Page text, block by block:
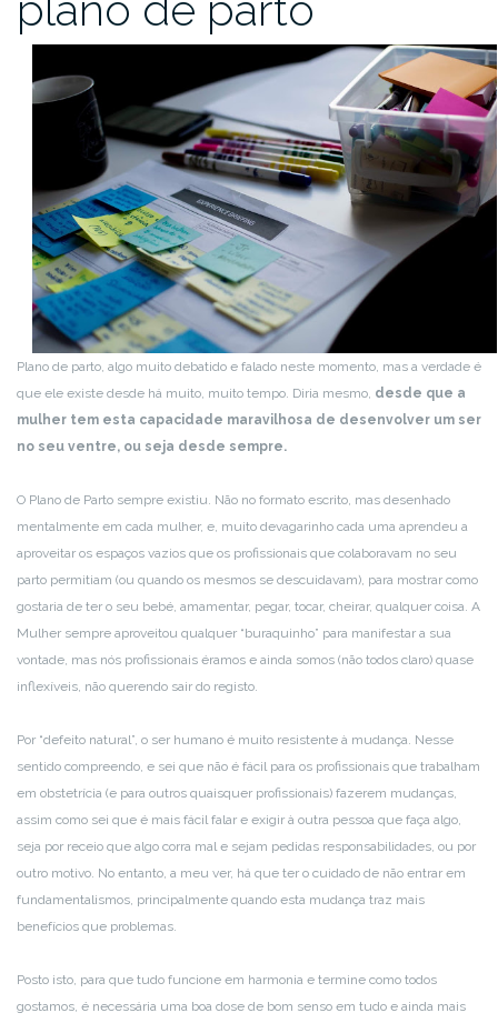
Plano de parto, algo muito debatido e falado neste momento, mas a verdade é
que ele existe desde há muito, muito tempo. Diria mesmo, desde que a
mulher tem esta capacidade maravilhosa de desenvolver um ser
no seu ventre, ou seja desde sempre.
O Plano de Parto sempre existiu. Não no formato escrito, mas desenhado
mentalmente em cada mulher, e, muito devagarinho cada uma aprendeu a
aproveitar os espaços vazios que os profissionais que colaboravam no seu
parto permitiam (ou quando os mesmos se descuidavam), para mostrar como
gostaria de ter o seu bebé, amamentar, pegar, tocar, cheirar, qualquer coisa. A
Mulher sempre aproveitou qualquer “buraquinho” para manifestar a sua
vontade, mas nós profissionais éramos e ainda somos (não todos claro) quase
inflexíveis, não querendo sair do registo.
Por “defeito natural”, o ser humano é muito resistente à mudança. Nesse
sentido compreendo, e sei que não é fácil para os profissionais que trabalham
em obstetrícia (e para outros quaisquer profissionais) fazerem mudanças,
assim como sei que é mais fácil falar e exigir à outra pessoa que faça algo,
seja por receio que algo corra mal e sejam pedidas responsabilidades, ou por
outro motivo. No entanto, a meu ver, há que ter o cuidado de não entrar em
fundamentalismos, principalmente quando esta mudança traz mais
benefícios que problemas.
Posto isto, para que tudo funcione em harmonia e termine como todos
gostamos, é necessária uma boa dose de bom senso em tudo e ainda mais